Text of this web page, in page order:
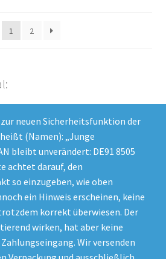
neuen Sicherheitsfunktion der
(Namen): „Junge
bleibt unverändert: DE91 8505
achtet darauf, den
so einzugeben, wie oben
ein Hinweis erscheinen, keine
korrekt überwiesen. Der
wirken, hat aber keine
Wir versenden
1 2
×